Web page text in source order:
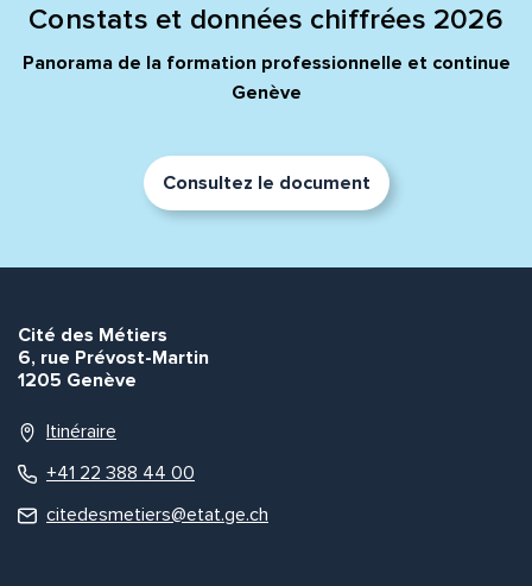
Constats et données chiffrées 2026
Panorama de la formation professionnelle et continue
Genève
Consultez le document
Cité des Métiers
6, rue Prévost-Martin
1205 Genève
Itinéraire
+41 22 388 44 00
citedesmetiers@etat.ge.ch